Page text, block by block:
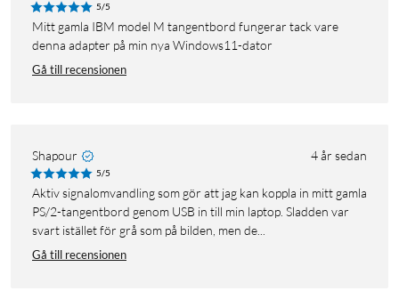
5/5
Mitt gamla IBM model M tangentbord fungerar tack vare
denna adapter på min nya Windows11-dator
Gå till recensionen
Shapour 4 år sedan
5/5
Aktiv signalomvandling som gör att jag kan koppla in mitt gamla
PS/2-tangentbord genom USB in till min laptop. Sladden var
svart istället för grå som på bilden, men de...
Gå till recensionen